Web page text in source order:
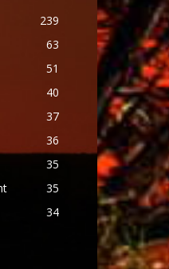
239
63
51
40
37
36
35
35
34